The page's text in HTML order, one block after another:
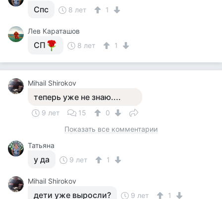
Спс 8 лет 1
Лев Караташов
СП 8 лет 1
Mihail Shirokov
теперь уже не знаю....
9 лет 15
0
Показать все комментарии
Татьяна
у да 9 лет 1
Mihail Shirokov
дети уже выросли? 9 лет 1